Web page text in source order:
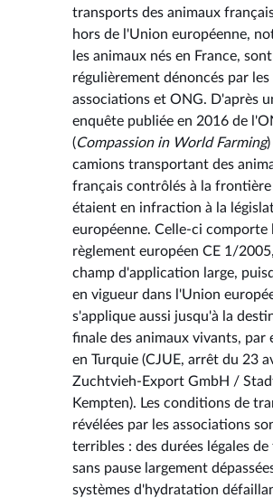
transports des animaux
hors de l'Union européenne,
les animaux nés en France, sont
régulièrement dénoncés par les
associations et ONG. D'après
enquête publiée en 2016 de
(Compassion in World Farming
camions transportant des
français contrôlés à la
étaient en infraction à la
européenne. Celle-ci comporte
règlement européen CE 1/
champ d'application large,
en vigueur dans l'Union
s'applique aussi jusqu'à la
finale des animaux vivants, par
en Turquie (CJUE, arrêt du 23
Zuchtvieh-Export GmbH /
Kempten). Les conditions de
révélées par les associations
terribles : des durées légales
sans pause largement
systèmes d'hydratation